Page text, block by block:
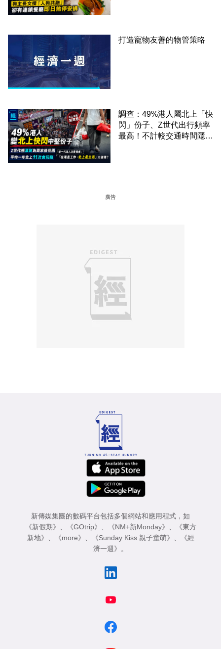
打造寵物友善的物管策略
調查：49%港人屬北上「快
閃」份子、Z世代出行頻率
最高！不計較交通時間隱形
廣告
新傳媒集團的數碼平台包括多個網站和應用程式，如
《新假期》
《GOtrip》 《NM+新Monday》
《東方
新地》
《more》 《Sunday Kiss 親子童萌》
《經
濟一週》
。